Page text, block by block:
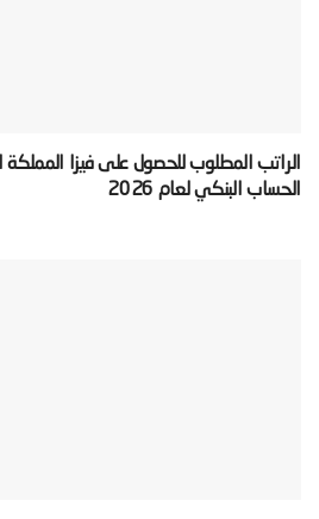
‫الراتب المطلوب للحصول على فيزا المملكة
الحساب البنكي لعام 2026‬